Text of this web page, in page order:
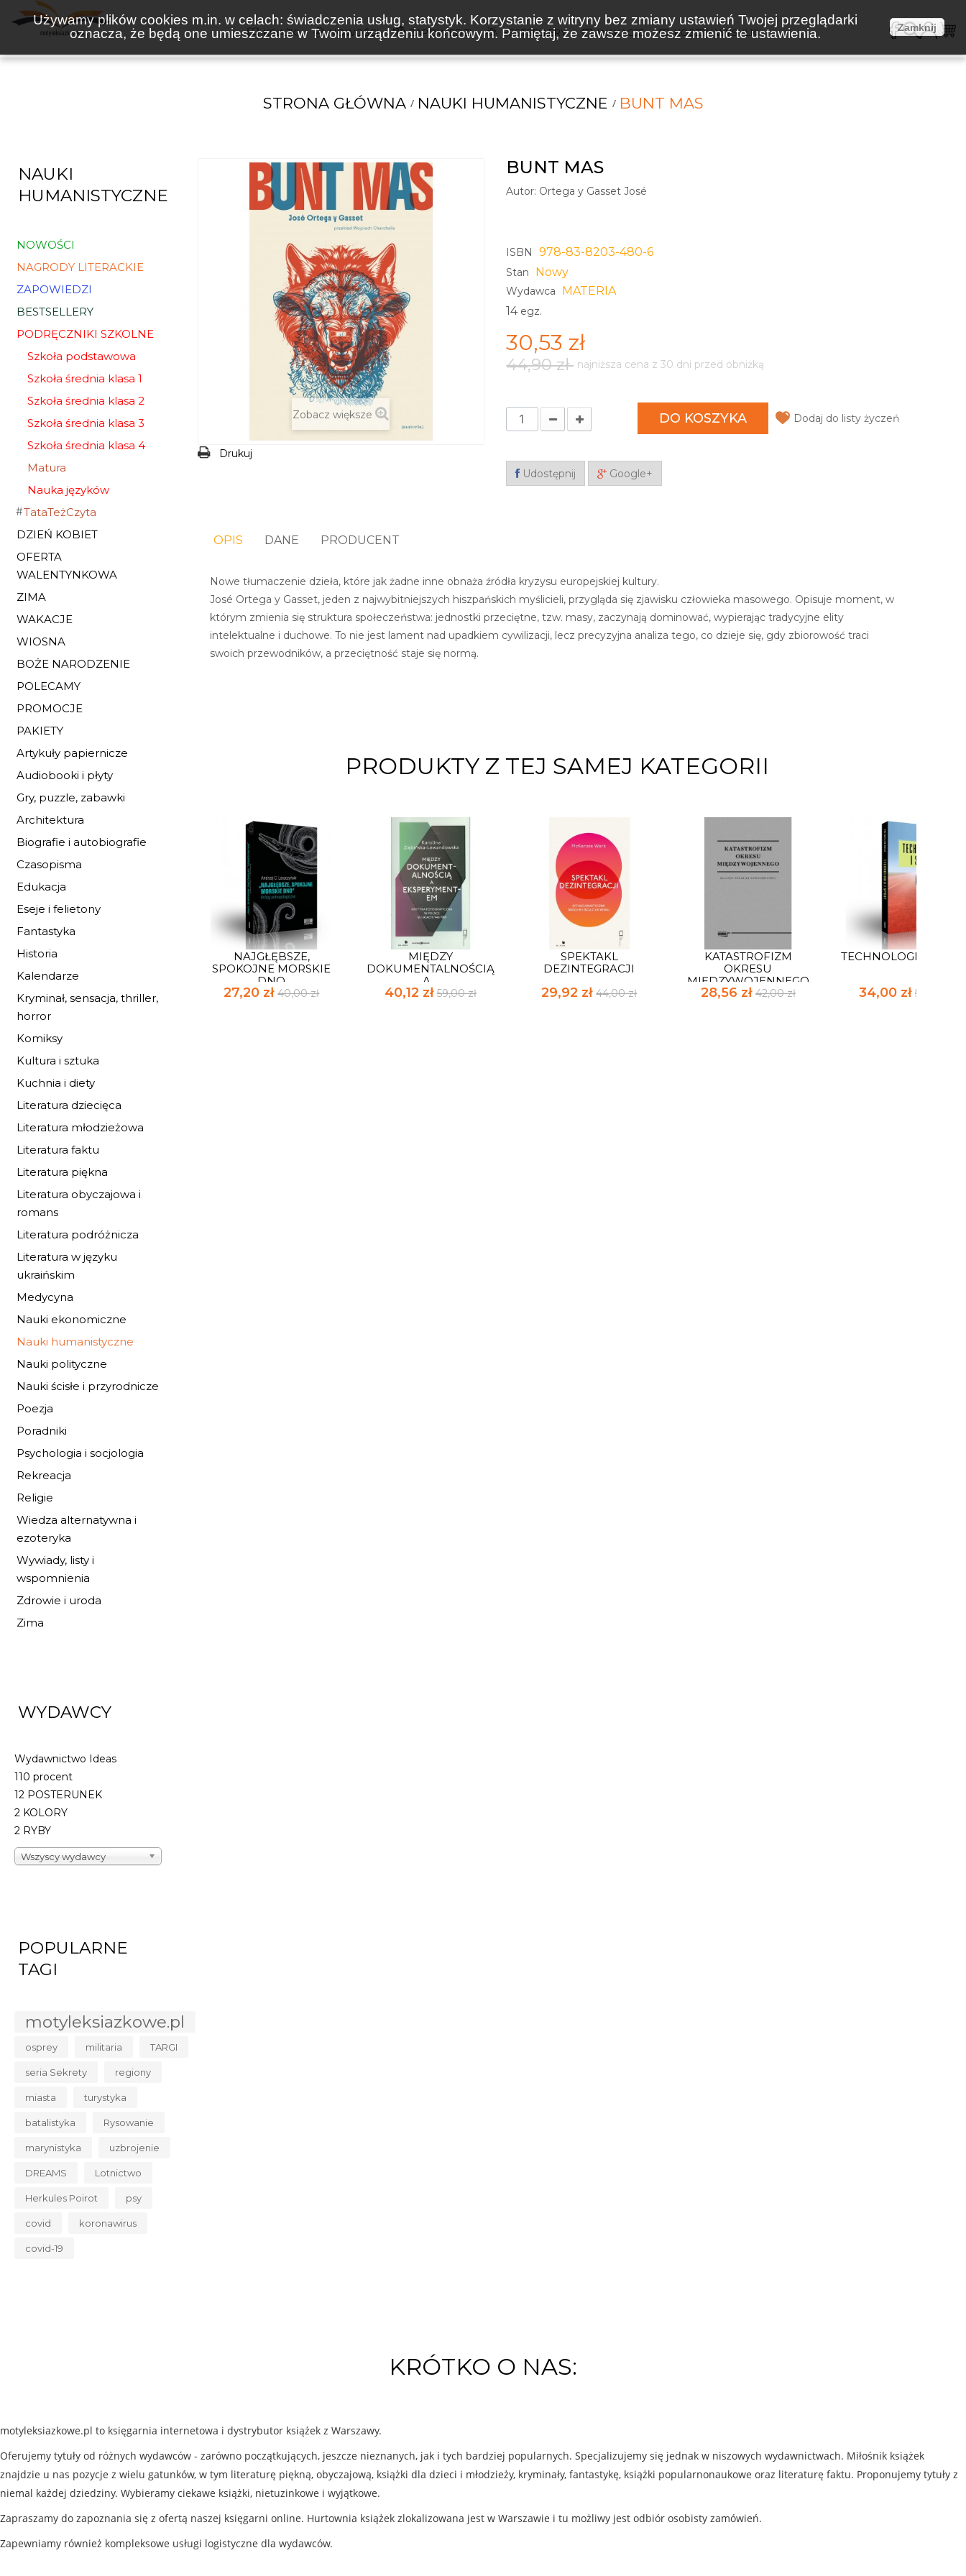
Używamy plików cookies m.in. w celach: świadczenia usług, statystyk. Korzystanie z witryny bez zmiany ustawień Twojej przeglądarki
oznacza, że będą one umieszczane w Twoim urządzeniu końcowym. Pamiętaj, że zawsze możesz zmienić te ustawienia.
Zamknij
KSIĄŻKI NOWOŚCI ZAPOWIEDZI BESTSELLERY WAKACJE KOSZTY WYSYŁKI
STRONA GŁÓWNA NAUKI HUMANISTYCZNE BUNT MAS
NAUKI
HUMANISTYCZNE
NOWOŚCI
NAGRODY LITERACKIE
ZAPOWIEDZI
BESTSELLERY
PODRĘCZNIKI SZKOLNE
Szkoła podstawowa
Szkoła średnia klasa 1
Szkoła średnia klasa 2
Szkoła średnia klasa 3
Szkoła średnia klasa 4
Matura
Nauka języków
TataTeżCzyta
DZIEŃ KOBIET
OFERTA
WALENTYNKOWA
ZIMA
WAKACJE
WIOSNA
BOŻE NARODZENIE
POLECAMY
PROMOCJE
PAKIETY
Artykuły papiernicze
Audiobooki i płyty
Gry, puzzle, zabawki
Architektura
Biografie i autobiografie
Czasopisma
Edukacja
Eseje i felietony
Fantastyka
Historia
Kalendarze
Kryminał, sensacja, thriller,
horror
Komiksy
Kultura i sztuka
Kuchnia i diety
Literatura dziecięca
Literatura młodzieżowa
Literatura faktu
Literatura piękna
Literatura obyczajowa i
romans
Literatura podróżnicza
Literatura w języku
ukraińskim
Medycyna
Nauki ekonomiczne
Nauki humanistyczne
Nauki polityczne
Nauki ścisłe i przyrodnicze
Poezja
Poradniki
Psychologia i socjologia
Rekreacja
Religie
Wiedza alternatywna i
ezoteryka
Wywiady, listy i
wspomnienia
Zdrowie i uroda
Zima
WYDAWCY
Wydawnictwo Ideas
110 procent
12 POSTERUNEK
2 KOLORY
2 RYBY
Wszyscy wydawcy
POPULARNE
TAGI
motyleksiazkowe.pl
osprey militaria TARGI
seria Sekrety regiony
miasta turystyka
batalistyka Rysowanie
marynistyka uzbrojenie
DREAMS Lotnictwo
Herkules Poirot psy
covid koronawirus
covid-19
Zobacz większe
Drukuj
BUNT MAS
Autor: Ortega y Gasset José
ISBN 978-83-8203-480-6
Stan Nowy
Wydawca
MATERIA
14 egz.
30,53 zł
44,90 zł najniższa cena z 30 dni przed obniżką
DO KOSZYKA Dodaj do listy życzeń
Udostępnij Google+
OPIS DANE PRODUCENT
Nowe tłumaczenie dzieła, które jak żadne inne obnaża źródła kryzysu europejskiej kultury.
José Ortega y Gasset, jeden z najwybitniejszych hiszpańskich myślicieli, przygląda się zjawisku człowieka masowego. Opisuje moment, w
którym zmienia się struktura społeczeństwa: jednostki przeciętne, tzw. masy, zaczynają dominować, wypierając tradycyjne elity
intelektualne i duchowe. To nie jest lament nad upadkiem cywilizacji, lecz precyzyjna analiza tego, co dzieje się, gdy zbiorowość traci
swoich przewodników, a przeciętność staje się normą.
PRODUKTY Z TEJ SAMEJ KATEGORII
NAJGŁĘBSZE,
SPOKOJNE MORSKIE
DNO
27,20 zł40,00 zł
MIĘDZY
DOKUMENTALNOŚCIĄ
A...
40,12 zł 59,00 zł
SPEKTAKL
DEZINTEGRACJI
29,92 zł44,00 zł
KATASTROFIZM
OKRESU
MIĘDZYWOJENNEGO
28,56 zł 42,00 zł
TECHNOLOGIA I
34,00 zł 50,00 zł
KRÓTKO O NAS:
motyleksiazkowe.pl to księgarnia internetowa i dystrybutor książek z Warszawy.
Oferujemy tytuły od różnych wydawców - zarówno początkujących, jeszcze nieznanych, jak i tych bardziej popularnych. Specjalizujemy się jednak w niszowych wydawnictwach. Miłośnik książek
znajdzie u nas pozycje z wielu gatunków, w tym literaturę piękną, obyczajową, książki dla dzieci i młodzieży, kryminały, fantastykę, książki popularnonaukowe oraz literaturę faktu. Proponujemy tytuły z
niemal każdej dziedziny. Wybieramy ciekawe książki, nietuzinkowe i wyjątkowe.
Zapraszamy do zapoznania się z ofertą naszej księgarni online. Hurtownia książek zlokalizowana jest w Warszawie i tu możliwy jest odbiór osobisty zamówień.
Zapewniamy również kompleksowe usługi logistyczne dla wydawców.